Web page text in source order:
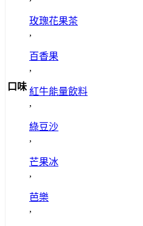
口味
玫瑰花果茶
,
百香果
,
紅牛能量飲料
,
綠豆沙
,
芒果冰
,
芭樂
,